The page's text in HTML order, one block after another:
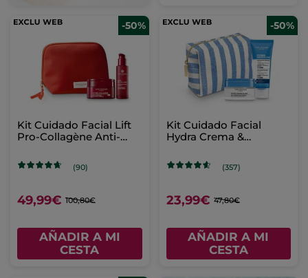
-50%
Kit Cuidado Facial Lift
Pro-Collagène Anti-
(90)
49,99€ 100,80€
AÑADIR A MI
CESTA
-50%
Kit Cuidado Facial
Hydra Crema &
(357)
23,99€ 47,80€
AÑADIR A MI
CESTA